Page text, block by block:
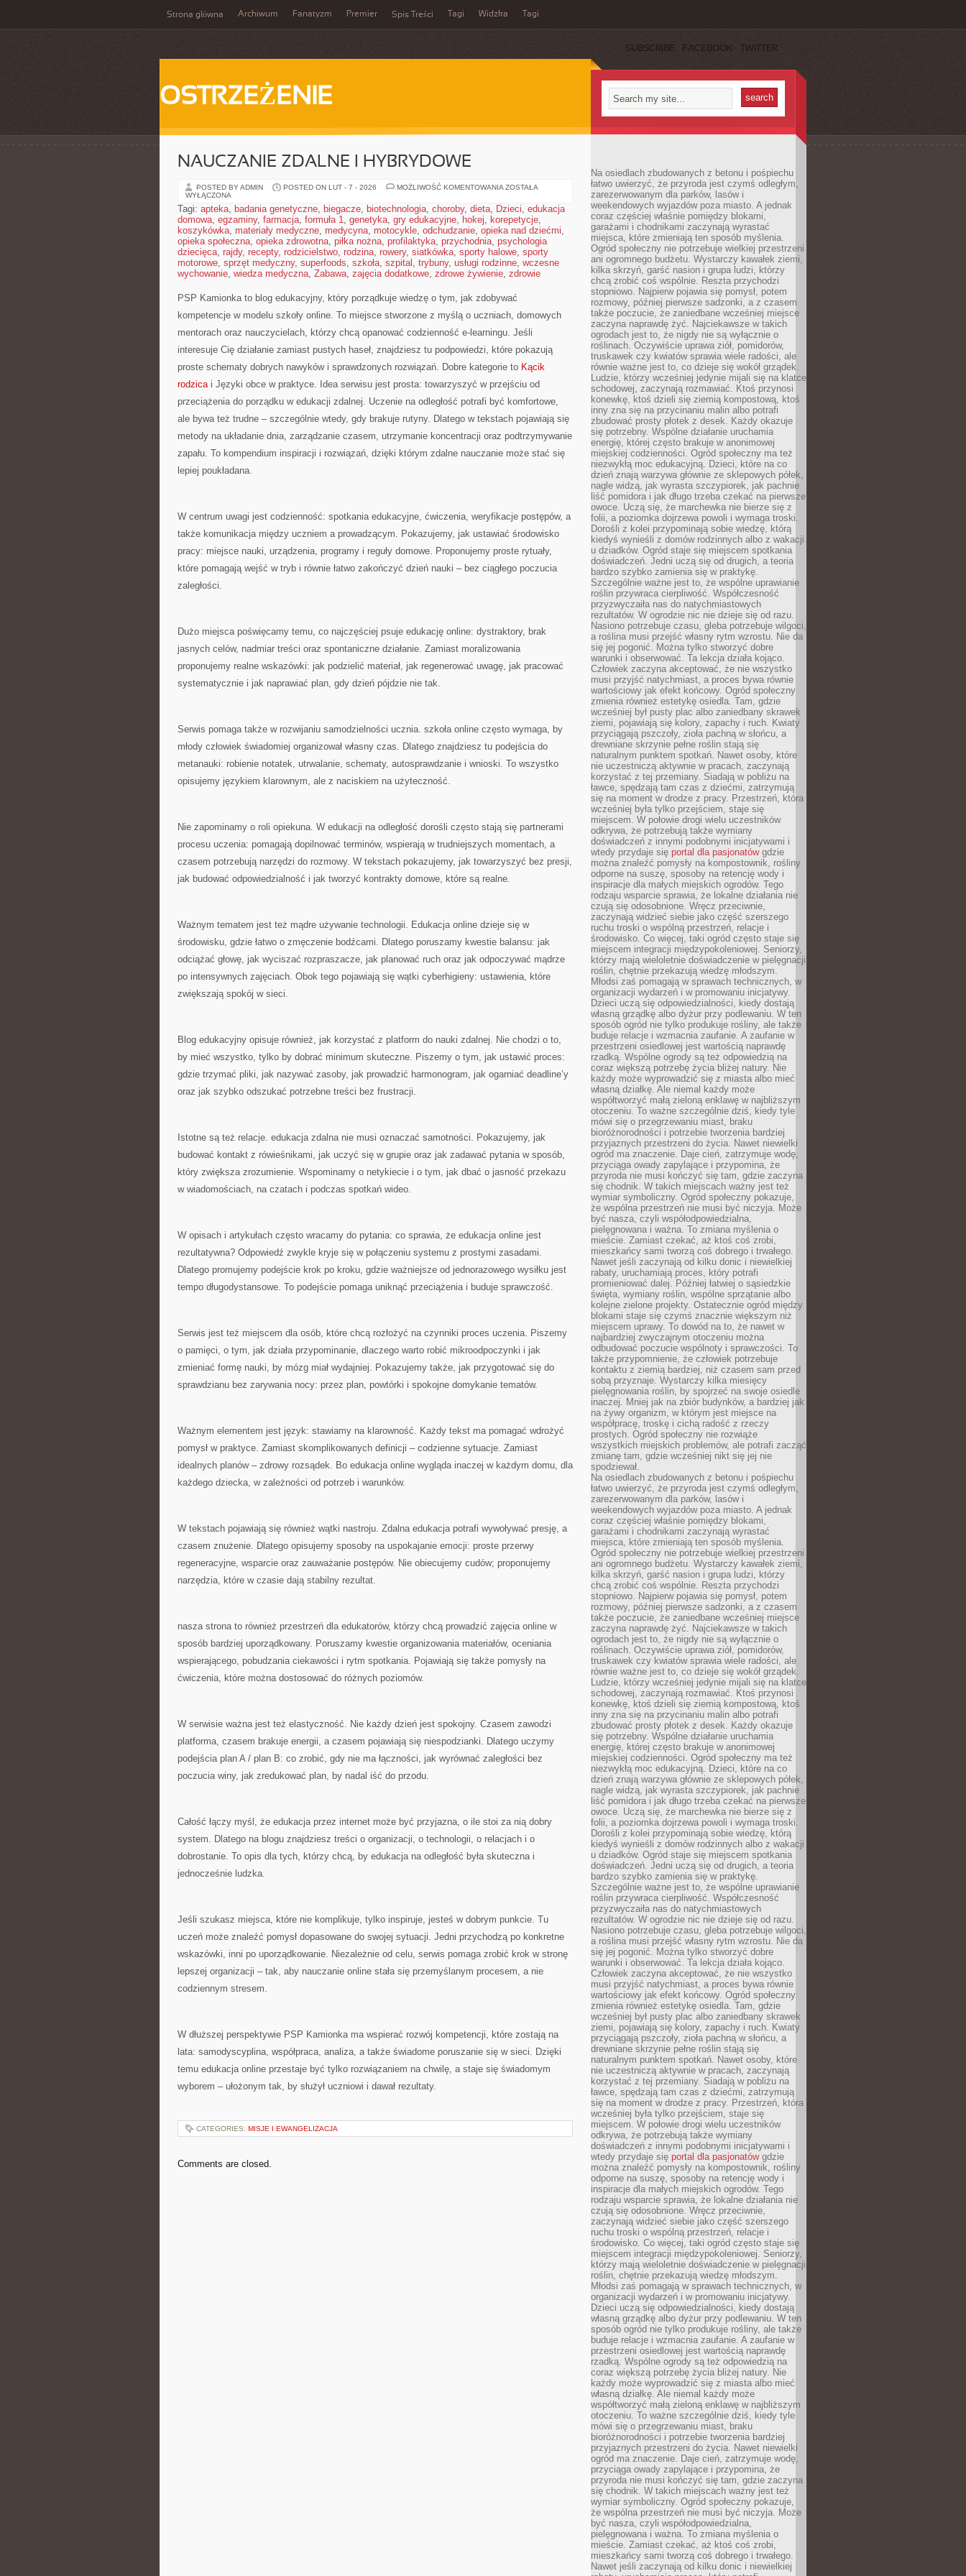
Strona główna Archiwum Fanatyzm Premier Spis Treści Tagi Widzka Tagi
SUBSCRIBE FACEBOOK TWITTER
OSTRZEŻENIE
NAUCZANIE ZDALNE I HYBRYDOWE
POSTED BY ADMIN POSTED ON LUT - 7 - 2026 MOŻLIWOŚĆ KOMENTOWANIA NAUCZANIE
HYBRYDOWE
ZOSTAŁA
WYŁĄCZONA
Tagi: apteka, badania genetyczne, biegacze, biotechnologia, choroby, dieta, Dzieci, edukacja
domowa, egzaminy, farmacja, formuła 1, genetyka, gry edukacyjne, hokej, korepetycje,
koszykówka, materiały medyczne, medycyna, motocykle, odchudzanie, opieka nad dziećmi,
opieka społeczna, opieka zdrowotna, piłka nożna, profilaktyka, przychodnia, psychologia
dziecięca, rajdy, recepty, rodzicielstwo, rodzina, rowery, siatkówka, sporty halowe, sporty
motorowe, sprzęt medyczny, superfoods, szkoła, szpital , trybuny, usługi rodzinne, wczesne
wychowanie, wiedza medyczna, Zabawa, zajęcia dodatkowe, zdrowe żywienie, zdrowie
PSP Kamionka to blog edukacyjny, który porządkuje wiedzę o tym, jak zdobywać
kompetencje w modelu szkoły online. To miejsce stworzone z myślą o uczniach, domowych
mentorach oraz nauczycielach, którzy chcą opanować codzienność e-learningu. Jeśli
interesuje Cię działanie zamiast pustych haseł, znajdziesz tu podpowiedzi, które pokazują
proste schematy dobrych nawyków i sprawdzonych rozwiązań. Dobre kategorie to Kącik
rodzicai Języki obce w praktyce. Idea serwisu jest prosta: towarzyszyć w przejściu od
przeciążenia do porządku w edukacji zdalnej. Uczenie na odległość potrafi być komfortowe,
ale bywa też trudne – szczególnie wtedy, gdy brakuje rutyny. Dlatego w tekstach pojawiają się
metody na układanie dnia, zarządzanie czasem, utrzymanie koncentracji oraz podtrzymywanie
zapału. To kompendium inspiracji i rozwiązań, dzięki którym zdalne nauczanie może stać się
lepiej poukładana.
W centrum uwagi jest codzienność: spotkania edukacyjne, ćwiczenia, weryfikacje postępów, a
także komunikacja między uczniem a prowadzącym. Pokazujemy, jak ustawiać środowisko
pracy: miejsce nauki, urządzenia, programy i reguły domowe. Proponujemy proste rytuały,
które pomagają wejść w tryb i równie łatwo zakończyć dzień nauki – bez ciągłego poczucia
zaległości.
Dużo miejsca poświęcamy temu, co najczęściej psuje edukację online: dystraktory, brak
jasnych celów, nadmiar treści oraz spontaniczne działanie. Zamiast moralizowania
proponujemy realne wskazówki: jak podzielić materiał, jak regenerować uwagę, jak pracować
systematycznie i jak naprawiać plan, gdy dzień pójdzie nie tak.
Serwis pomaga także w rozwijaniu samodzielności ucznia. szkoła online często wymaga, by
młody człowiek świadomiej organizował własny czas. Dlatego znajdziesz tu podejścia do
metanauki: robienie notatek, utrwalanie, schematy, autosprawdzanie i wnioski. To wszystko
opisujemy językiem klarownym, ale z naciskiem na użyteczność.
Nie zapominamy o roli opiekuna. W edukacji na odległość dorośli często stają się partnerami
procesu uczenia: pomagają dopilnować terminów, wspierają w trudniejszych momentach, a
czasem potrzebują narzędzi do rozmowy. W tekstach pokazujemy, jak towarzyszyć bez presji,
jak budować odpowiedzialność i jak tworzyć kontrakty domowe, które są realne.
Ważnym tematem jest też mądre używanie technologii. Edukacja online dzieje się w
środowisku, gdzie łatwo o zmęczenie bodźcami. Dlatego poruszamy kwestie balansu: jak
odciążać głowę, jak wyciszać rozpraszacze, jak planować ruch oraz jak odpoczywać mądrze
po intensywnych zajęciach. Obok tego pojawiają się wątki cyberhigieny: ustawienia, które
zwiększają spokój w sieci.
Blog edukacyjny opisuje również, jak korzystać z platform do nauki zdalnej. Nie chodzi o to,
by mieć wszystko, tylko by dobrać minimum skuteczne. Piszemy o tym, jak ustawić proces:
gdzie trzymać pliki, jak nazywać zasoby, jak prowadzić harmonogram, jak ogarniać deadline’y
oraz jak szybko odszukać potrzebne treści bez frustracji.
Istotne są też relacje. edukacja zdalna nie musi oznaczać samotności. Pokazujemy, jak
budować kontakt z rówieśnikami, jak uczyć się w grupie oraz jak zadawać pytania w sposób,
który zwiększa zrozumienie. Wspominamy o netykiecie i o tym, jak dbać o jasność przekazu
w wiadomościach, na czatach i podczas spotkań wideo.
W opisach i artykułach często wracamy do pytania: co sprawia, że edukacja online jest
rezultatywna? Odpowiedź zwykle kryje się w połączeniu systemu z prostymi zasadami.
Dlatego promujemy podejście krok po kroku, gdzie ważniejsze od jednorazowego wysiłku jest
tempo długodystansowe. To podejście pomaga uniknąć przeciążenia i buduje sprawczość.
Serwis jest też miejscem dla osób, które chcą rozłożyć na czynniki proces uczenia. Piszemy
o pamięci, o tym, jak działa przypominanie, dlaczego warto robić mikroodpoczynki i jak
zmieniać formę nauki, by mózg miał wydajniej. Pokazujemy także, jak przygotować się do
sprawdzianu bez zarywania nocy: przez plan, powtórki i spokojne domykanie tematów.
Ważnym elementem jest język: stawiamy na klarowność. Każdy tekst ma pomagać wdrożyć
pomysł w praktyce. Zamiast skomplikowanych definicji – codzienne sytuacje. Zamiast
idealnych planów – zdrowy rozsądek. Bo edukacja online wygląda inaczej w każdym domu, dla
każdego dziecka, w zależności od potrzeb i warunków.
W tekstach pojawiają się również wątki nastroju. Zdalna edukacja potrafi wywoływać presję, a
czasem znużenie. Dlatego opisujemy sposoby na uspokajanie emocji: proste przerwy
regeneracyjne, wsparcie oraz zauważanie postępów. Nie obiecujemy cudów; proponujemy
narzędzia, które w czasie dają stabilny rezultat.
nasza strona to również przestrzeń dla edukatorów, którzy chcą prowadzić zajęcia online w
sposób bardziej uporządkowany. Poruszamy kwestie organizowania materiałów, oceniania
wspierającego, pobudzania ciekawości i rytm spotkania. Pojawiają się także pomysły na
ćwiczenia, które można dostosować do różnych poziomów.
W serwisie ważna jest też elastyczność. Nie każdy dzień jest spokojny. Czasem zawodzi
platforma, czasem brakuje energii, a czasem pojawiają się niespodzianki. Dlatego uczymy
podejścia plan A / plan B: co zrobić, gdy nie ma łączności, jak wyrównać zaległości bez
poczucia winy, jak zredukować plan, by nadal iść do przodu.
Całość łączy myśl, że edukacja przez internet może być przyjazna, o ile stoi za nią dobry
system. Dlatego na blogu znajdziesz treści o organizacji, o technologii, o relacjach i o
dobrostanie. To opis dla tych, którzy chcą, by edukacja na odległość była skuteczna i
jednocześnie ludzka.
Jeśli szukasz miejsca, które nie komplikuje, tylko inspiruje, jesteś w dobrym punkcie. Tu
uczeń może znaleźć pomysł dopasowane do swojej sytuacji. Jedni przychodzą po konkretne
wskazówki, inni po uporządkowanie. Niezależnie od celu, serwis pomaga zrobić krok w stronę
lepszej organizacji – tak, aby nauczanie online stała się przemyślanym procesem, a nie
codziennym stresem.
W dłuższej perspektywie PSP Kamionka ma wspierać rozwój kompetencji, które zostają na
lata: samodyscyplina, współpraca, analiza, a także świadome poruszanie się w sieci. Dzięki
temu edukacja online przestaje być tylko rozwiązaniem na chwilę, a staje się świadomym
wyborem – ułożonym tak, by służył uczniowi i dawał rezultaty.
CATEGORIES: MISJE I EWANGELIZACJA
Comments are closed.
Na osiedlach zbudowanych z betonu i pośpiechu
łatwo uwierzyć, że przyroda jest czymś odległym,
zarezerwowanym dla parków, lasów i
weekendowych wyjazdów poza miasto. A jednak
coraz częściej właśnie pomiędzy blokami,
garażami i chodnikami zaczynają wyrastać
miejsca, które zmieniają ten sposób myślenia.
Ogród społeczny nie potrzebuje wielkiej przestrzeni
ani ogromnego budżetu. Wystarczy kawałek ziemi,
kilka skrzyń, garść nasion i grupa ludzi, którzy
chcą zrobić coś wspólnie. Reszta przychodzi
stopniowo. Najpierw pojawia się pomysł, potem
rozmowy, później pierwsze sadzonki, a z czasem
także poczucie, że zaniedbane wcześniej miejsce
zaczyna naprawdę żyć. Najciekawsze w takich
ogrodach jest to, że nigdy nie są wyłącznie o
roślinach. Oczywiście uprawa ziół, pomidorów,
truskawek czy kwiatów sprawia wiele radości, ale
równie ważne jest to, co dzieje się wokół grządek.
Ludzie, którzy wcześniej jedynie mijali się na klatce
schodowej, zaczynają rozmawiać. Ktoś przynosi
konewkę, ktoś dzieli się ziemią kompostową, ktoś
inny zna się na przycinaniu malin albo potrafi
zbudować prosty płotek z desek. Każdy okazuje
się potrzebny. Wspólne działanie uruchamia
energię, której często brakuje w anonimowej
miejskiej codzienności. Ogród społeczny ma też
niezwykłą moc edukacyjną. Dzieci, które na co
dzień znają warzywa głównie ze sklepowych półek,
nagle widzą, jak wyrasta szczypiorek, jak pachnie
liść pomidora i jak długo trzeba czekać na pierwsze
owoce. Uczą się, że marchewka nie bierze się z
folii, a poziomka dojrzewa powoli i wymaga troski.
Dorośli z kolei przypominają sobie wiedzę, którą
kiedyś wynieśli z domów rodzinnych albo z wakacji
u dziadków. Ogród staje się miejscem spotkania
doświadczeń. Jedni uczą się od drugich, a teoria
bardzo szybko zamienia się w praktykę.
Szczególnie ważne jest to, że wspólne uprawianie
roślin przywraca cierpliwość. Współczesność
przyzwyczaiła nas do natychmiastowych
rezultatów. W ogrodzie nic nie dzieje się od razu.
Nasiono potrzebuje czasu, gleba potrzebuje wilgoci,
a roślina musi przejść własny rytm wzrostu. Nie da
się jej pogonić. Można tylko stworzyć dobre
warunki i obserwować. Ta lekcja działa kojąco.
Człowiek zaczyna akceptować, że nie wszystko
musi przyjść natychmiast, a proces bywa równie
wartościowy jak efekt końcowy. Ogród społeczny
zmienia również estetykę osiedla. Tam, gdzie
wcześniej był pusty plac albo zaniedbany skrawek
ziemi, pojawiają się kolory, zapachy i ruch. Kwiaty
przyciągają pszczoły, zioła pachną w słońcu, a
drewniane skrzynie pełne roślin stają się
naturalnym punktem spotkań. Nawet osoby, które
nie uczestniczą aktywnie w pracach, zaczynają
korzystać z tej przemiany. Siadają w pobliżu na
ławce, spędzają tam czas z dziećmi, zatrzymują
się na moment w drodze z pracy. Przestrzeń, która
wcześniej była tylko przejściem, staje się
miejscem. W połowie drogi wielu uczestników
odkrywa, że potrzebują także wymiany
doświadczeń z innymi podobnymi inicjatywami i
wtedy przydaje się portal dla pasjonatówgdzie
można znaleźć pomysły na kompostownik, rośliny
odporne na suszę, sposoby na retencję wody i
inspiracje dla małych miejskich ogrodów. Tego
rodzaju wsparcie sprawia, że lokalne działania nie
czują się odosobnione. Wręcz przeciwnie,
zaczynają widzieć siebie jako część szerszego
ruchu troski o wspólną przestrzeń, relacje i
środowisko. Co więcej, taki ogród często staje się
miejscem integracji międzypokoleniowej. Seniorzy,
którzy mają wieloletnie doświadczenie w pielęgnacji
roślin, chętnie przekazują wiedzę młodszym.
Młodsi zaś pomagają w sprawach technicznych, w
organizacji wydarzeń i w promowaniu inicjatywy.
Dzieci uczą się odpowiedzialności, kiedy dostają
własną grządkę albo dyżur przy podlewaniu. W ten
sposób ogród nie tylko produkuje rośliny, ale także
buduje relacje i wzmacnia zaufanie. A zaufanie w
przestrzeni osiedlowej jest wartością naprawdę
rzadką. Wspólne ogrody są też odpowiedzią na
coraz większą potrzebę życia bliżej natury. Nie
każdy może wyprowadzić się z miasta albo mieć
własną działkę. Ale niemal każdy może
współtworzyć małą zieloną enklawę w najbliższym
otoczeniu. To ważne szczególnie dziś, kiedy tyle
mówi się o przegrzewaniu miast, braku
bioróżnorodności i potrzebie tworzenia bardziej
przyjaznych przestrzeni do życia. Nawet niewielki
ogród ma znaczenie. Daje cień, zatrzymuje wodę,
przyciąga owady zapylające i przypomina, że
przyroda nie musi kończyć się tam, gdzie zaczyna
się chodnik. W takich miejscach ważny jest też
wymiar symboliczny. Ogród społeczny pokazuje,
że wspólna przestrzeń nie musi być niczyja. Może
być nasza, czyli współodpowiedzialna,
pielęgnowana i ważna. To zmiana myślenia o
mieście. Zamiast czekać, aż ktoś coś zrobi,
mieszkańcy sami tworzą coś dobrego i trwałego.
Nawet jeśli zaczynają od kilku donic i niewielkiej
rabaty, uruchamiają proces, który potrafi
promieniować dalej. Później łatwiej o sąsiedzkie
święta, wymiany roślin, wspólne sprzątanie albo
kolejne zielone projekty. Ostatecznie ogród między
blokami staje się czymś znacznie większym niż
miejscem uprawy. To dowód na to, że nawet w
najbardziej zwyczajnym otoczeniu można
odbudować poczucie wspólnoty i sprawczości. To
także przypomnienie, że człowiek potrzebuje
kontaktu z ziemią bardziej, niż czasem sam przed
sobą przyznaje. Wystarczy kilka miesięcy
pielęgnowania roślin, by spojrzeć na swoje osiedle
inaczej. Mniej jak na zbiór budynków, a bardziej jak
na żywy organizm, w którym jest miejsce na
współpracę, troskę i cichą radość z rzeczy
prostych. Ogród społeczny nie rozwiąże
wszystkich miejskich problemów, ale potrafi zacząć
zmianę tam, gdzie wcześniej nikt się jej nie
spodziewał.
Na osiedlach zbudowanych z betonu i pośpiechu
łatwo uwierzyć, że przyroda jest czymś odległym,
zarezerwowanym dla parków, lasów i
weekendowych wyjazdów poza miasto. A jednak
coraz częściej właśnie pomiędzy blokami,
garażami i chodnikami zaczynają wyrastać
miejsca, które zmieniają ten sposób myślenia.
Ogród społeczny nie potrzebuje wielkiej przestrzeni
ani ogromnego budżetu. Wystarczy kawałek ziemi,
kilka skrzyń, garść nasion i grupa ludzi, którzy
chcą zrobić coś wspólnie. Reszta przychodzi
stopniowo. Najpierw pojawia się pomysł, potem
rozmowy, później pierwsze sadzonki, a z czasem
także poczucie, że zaniedbane wcześniej miejsce
zaczyna naprawdę żyć. Najciekawsze w takich
ogrodach jest to, że nigdy nie są wyłącznie o
roślinach. Oczywiście uprawa ziół, pomidorów,
truskawek czy kwiatów sprawia wiele radości, ale
równie ważne jest to, co dzieje się wokół grządek.
Ludzie, którzy wcześniej jedynie mijali się na klatce
schodowej, zaczynają rozmawiać. Ktoś przynosi
konewkę, ktoś dzieli się ziemią kompostową, ktoś
inny zna się na przycinaniu malin albo potrafi
zbudować prosty płotek z desek. Każdy okazuje
się potrzebny. Wspólne działanie uruchamia
energię, której często brakuje w anonimowej
miejskiej codzienności. Ogród społeczny ma też
niezwykłą moc edukacyjną. Dzieci, które na co
dzień znają warzywa głównie ze sklepowych półek,
nagle widzą, jak wyrasta szczypiorek, jak pachnie
liść pomidora i jak długo trzeba czekać na pierwsze
owoce. Uczą się, że marchewka nie bierze się z
folii, a poziomka dojrzewa powoli i wymaga troski.
Dorośli z kolei przypominają sobie wiedzę, którą
kiedyś wynieśli z domów rodzinnych albo z wakacji
u dziadków. Ogród staje się miejscem spotkania
doświadczeń. Jedni uczą się od drugich, a teoria
bardzo szybko zamienia się w praktykę.
Szczególnie ważne jest to, że wspólne uprawianie
roślin przywraca cierpliwość. Współczesność
przyzwyczaiła nas do natychmiastowych
rezultatów. W ogrodzie nic nie dzieje się od razu.
Nasiono potrzebuje czasu, gleba potrzebuje wilgoci,
a roślina musi przejść własny rytm wzrostu. Nie da
się jej pogonić. Można tylko stworzyć dobre
warunki i obserwować. Ta lekcja działa kojąco.
Człowiek zaczyna akceptować, że nie wszystko
musi przyjść natychmiast, a proces bywa równie
wartościowy jak efekt końcowy. Ogród społeczny
zmienia również estetykę osiedla. Tam, gdzie
wcześniej był pusty plac albo zaniedbany skrawek
ziemi, pojawiają się kolory, zapachy i ruch. Kwiaty
przyciągają pszczoły, zioła pachną w słońcu, a
drewniane skrzynie pełne roślin stają się
naturalnym punktem spotkań. Nawet osoby, które
nie uczestniczą aktywnie w pracach, zaczynają
korzystać z tej przemiany. Siadają w pobliżu na
ławce, spędzają tam czas z dziećmi, zatrzymują
się na moment w drodze z pracy. Przestrzeń, która
wcześniej była tylko przejściem, staje się
miejscem. W połowie drogi wielu uczestników
odkrywa, że potrzebują także wymiany
doświadczeń z innymi podobnymi inicjatywami i
wtedy przydaje się portal dla pasjonatówgdzie
można znaleźć pomysły na kompostownik, rośliny
odporne na suszę, sposoby na retencję wody i
inspiracje dla małych miejskich ogrodów. Tego
rodzaju wsparcie sprawia, że lokalne działania nie
czują się odosobnione. Wręcz przeciwnie,
zaczynają widzieć siebie jako część szerszego
ruchu troski o wspólną przestrzeń, relacje i
środowisko. Co więcej, taki ogród często staje się
miejscem integracji międzypokoleniowej. Seniorzy,
którzy mają wieloletnie doświadczenie w pielęgnacji
roślin, chętnie przekazują wiedzę młodszym.
Młodsi zaś pomagają w sprawach technicznych, w
organizacji wydarzeń i w promowaniu inicjatywy.
Dzieci uczą się odpowiedzialności, kiedy dostają
własną grządkę albo dyżur przy podlewaniu. W ten
sposób ogród nie tylko produkuje rośliny, ale także
buduje relacje i wzmacnia zaufanie. A zaufanie w
przestrzeni osiedlowej jest wartością naprawdę
rzadką. Wspólne ogrody są też odpowiedzią na
coraz większą potrzebę życia bliżej natury. Nie
każdy może wyprowadzić się z miasta albo mieć
własną działkę. Ale niemal każdy może
współtworzyć małą zieloną enklawę w najbliższym
otoczeniu. To ważne szczególnie dziś, kiedy tyle
mówi się o przegrzewaniu miast, braku
bioróżnorodności i potrzebie tworzenia bardziej
przyjaznych przestrzeni do życia. Nawet niewielki
ogród ma znaczenie. Daje cień, zatrzymuje wodę,
przyciąga owady zapylające i przypomina, że
przyroda nie musi kończyć się tam, gdzie zaczyna
się chodnik. W takich miejscach ważny jest też
wymiar symboliczny. Ogród społeczny pokazuje,
że wspólna przestrzeń nie musi być niczyja. Może
być nasza, czyli współodpowiedzialna,
pielęgnowana i ważna. To zmiana myślenia o
mieście. Zamiast czekać, aż ktoś coś zrobi,
mieszkańcy sami tworzą coś dobrego i trwałego.
Nawet jeśli zaczynają od kilku donic i niewielkiej